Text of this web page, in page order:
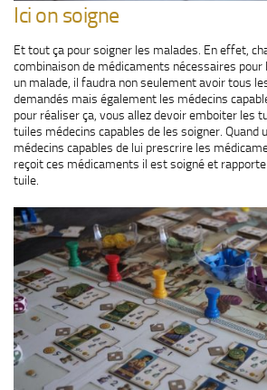
Ici on soigne
Et tout ça pour soigner les malades. En effet,
combinaison de médicaments nécessaires pour
un malade, il faudra non seulement avoir tous
demandés mais également les médecins
pour réaliser ça, vous allez devoir emboiter les
tuiles médecins capables de les soigner. Quand
médecins capables de lui prescrire les
reçoit ces médicaments il est soigné et
tuile.